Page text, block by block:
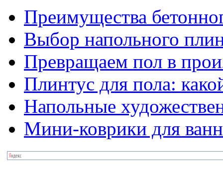
Преимущества
Выбор напольного
Превращаем пол в
Плинтус для пола:
Напольные
Мини-коврики для